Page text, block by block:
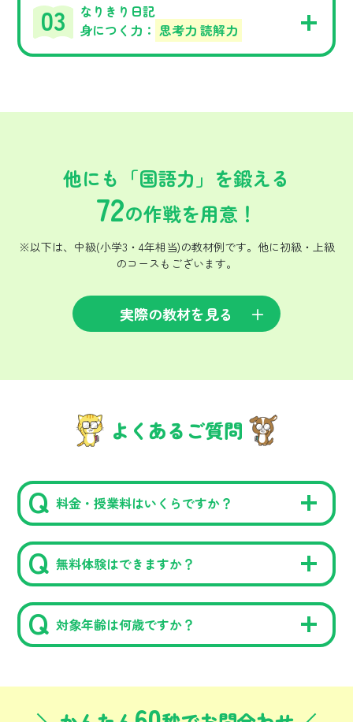
なりきり日記
身につく力： 思考力 読解力
他にも「国語力」を鍛える
72の作戦を用意！
※以下は、中級(小学3・4年相当)の教材例です。他に初級・上級
のコースもございます。
実際の教材を見る
よくあるご質問
料金・授業料はいくらですか？
無料体験はできますか？
対象年齢は何歳ですか？